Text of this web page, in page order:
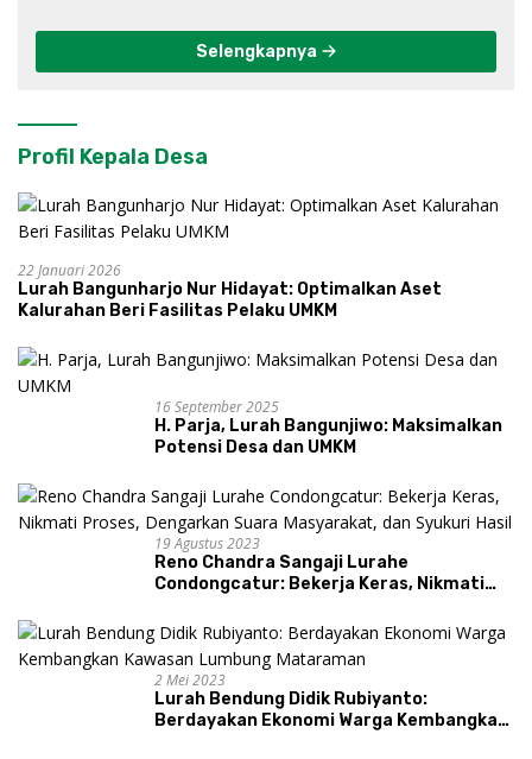
Selengkapnya
Profil Kepala Desa
22 Januari 2026
Lurah Bangunharjo Nur Hidayat: Optimalkan Aset
Kalurahan Beri Fasilitas Pelaku UMKM
16 September 2025
H. Parja, Lurah Bangunjiwo: Maksimalkan
Potensi Desa dan UMKM
19 Agustus 2023
Reno Chandra Sangaji Lurahe
Condongcatur: Bekerja Keras, Nikmati
dan Syukuri Hasil
2 Mei 2023
Lurah Bendung Didik Rubiyanto:
Berdayakan Ekonomi Warga Kembangkan